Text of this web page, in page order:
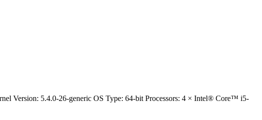
Version: 5.4.0-26-generic OS Type: 64-bit Processors: 4 × Intel® Core™ i5-